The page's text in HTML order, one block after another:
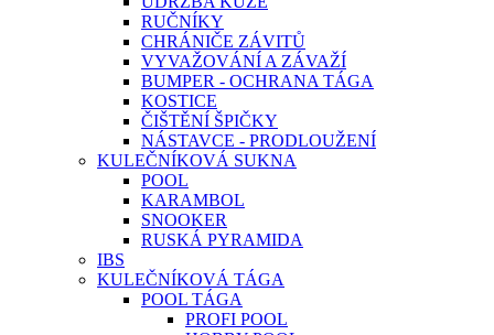
RUČNÍKY
CHRÁNIČE ZÁVITŮ
VYVAŽOVÁNÍ A ZÁVAŽÍ
BUMPER - OCHRANA TÁGA
KOSTICE
ČIŠTĚNÍ ŠPIČKY
NÁSTAVCE - PRODLOUŽENÍ
KULEČNÍKOVÁ SUKNA
POOL
KARAMBOL
SNOOKER
RUSKÁ PYRAMIDA
IBS
KULEČNÍKOVÁ TÁGA
POOL TÁGA
PROFI POOL